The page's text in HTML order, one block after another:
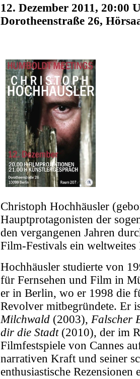
12. Dezember 2011, 20:00
Dorotheenstraße 26,
Christoph Hochhäusler
Hauptprotagonisten der
den vergangenen Jahren
Film-Festivals ein weltweites
Hochhäusler studierte von
für Fernsehen und Film in
er in Berlin, wo er 1998 die
Revolver mitbegründete. Er
Milchwald (2003), Falscher
dir die Stadt(2010), der im
Filmfestspiele von Cannes
narrativen Kraft und seiner
enthusiastische Rezensionen